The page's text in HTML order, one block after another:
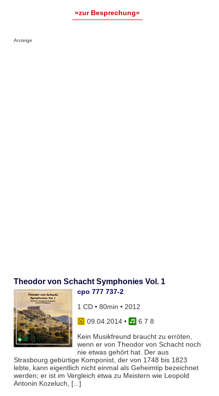
»zur Besprechung«
Anzeige
Theodor von Schacht Symphonies Vol. 1
cpo 777 737-2
1 CD • 80min • 2012
09.04.2014•
6 7 8
Kein Musikfreund braucht zu erröten,
wenn er von Theodor von Schacht noch
nie etwas gehört hat. Der aus
Strasbourg gebürtige Komponist, der von 1748 bis 1823
lebte, kann eigentlich nicht einmal als Geheimtip bezeichnet
werden; er ist im Vergleich etwa zu Meistern wie Leopold
Antonin Kozeluch, [...]